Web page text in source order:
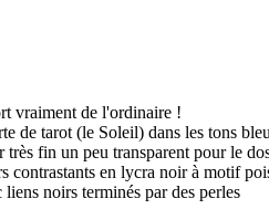
vraiment de l'ordinaire !
de tarot (le Soleil) dans les tons
fin un peu transparent pour le
contrastants en lycra noir à motif
noirs terminés par des perles